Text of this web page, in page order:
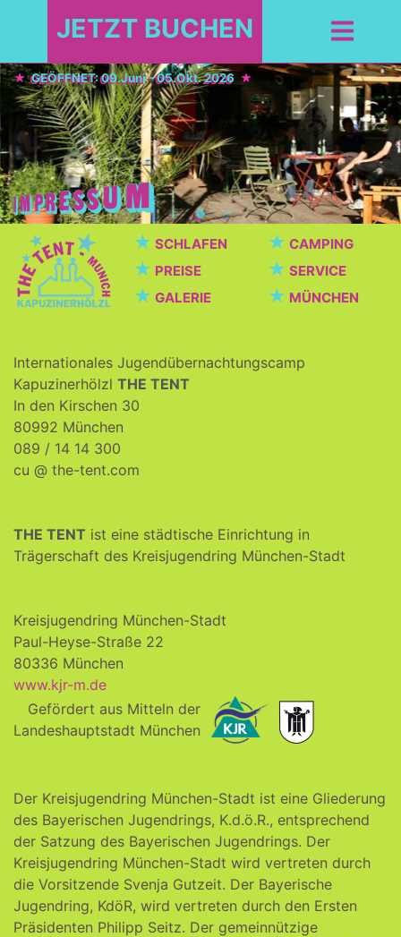
JETZT BUCHEN
GEÖFFNET: 09.Juni - 05.Okt. 2026
★ SCHLAFEN ★ CAMPING
★ PREISE ★ SERVICE
★ GALERIE ★ MÜNCHEN
Internationales Jugendübernachtungscamp
Kapuzinerhölzl THE TENT
In den Kirschen 30
80992 München
089 / 14 14 300
cu @ the-tent.com
THE TENT ist eine städtische Einrichtung in
Trägerschaft des Kreisjugendring München-Stadt
Kreisjugendring München-Stadt
Paul-Heyse-Straße 22
80336 München
www.kjr-m.de
Gefördert aus Mitteln der
Landeshauptstadt München
Der Kreisjugendring München-Stadt ist eine Gliederung
des Bayerischen Jugendrings, K.d.ö.R., entsprechend
der Satzung des Bayerischen Jugendrings. Der
Kreisjugendring München-Stadt wird vertreten durch
die Vorsitzende Svenja Gutzeit. Der Bayerische
Jugendring, KdöR, wird vertreten durch den Ersten
Präsidenten Philipp Seitz. Der gemeinnützige